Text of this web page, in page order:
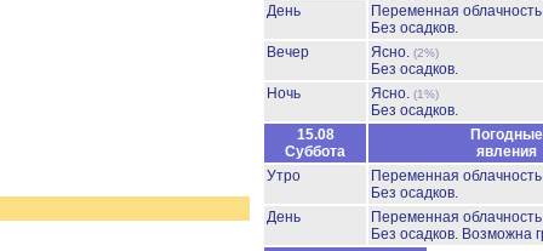
День
Переменная
Без осадков.
Вечер
Ясно. (2%)
Без осадков.
Ночь
Ясно. (1%)
Без осадков.
15.08
Суббота
Погодные
явления
Утро
Переменная
Без осадков.
День
Переменная
Без осадков. Возможна